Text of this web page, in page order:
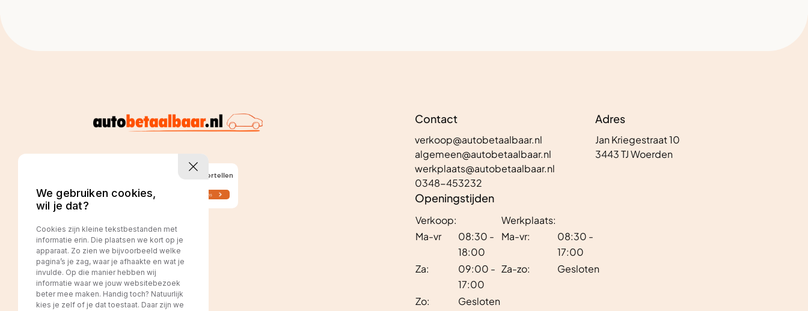
Contact
verkoop@autobetaalbaar.nl
algemeen@autobetaalbaar.nl
werkplaats@autobetaalbaar.nl
0348-453232
Adres
Jan Kriegestraat 10
3443 TJ Woerden
Openingstijden
Verkoop:
Ma-vr
08:30 -
18:00
Za:
09:00 -
17:00
Zo:
Gesloten
Werkplaats:
Ma-vr:
08:30 -
17:00
Za-zo:
Gesloten
We gebruiken cookies,
wil je dat?
Cookies zijn kleine tekstbestanden met
informatie erin. Die plaatsen we kort op je
apparaat. Zo zien we bijvoorbeeld welke
pagina’s je zag, waar je afhaakte en wat je
invulde. Op die manier hebben wij
informatie waar we jouw websitebezoek
beter mee maken. Handig toch? Natuurlijk
kies je zelf of je dat toestaat. Daar zijn we